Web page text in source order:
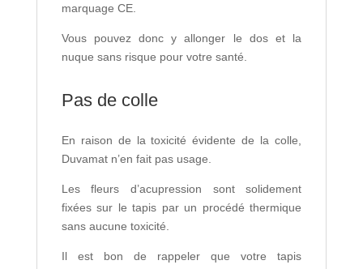
marquage CE.
Vous pouvez donc y allonger le dos et la
nuque sans risque pour votre santé.
Pas de colle
En raison de la toxicité évidente de la colle,
Duvamat n’en fait pas usage.
Les fleurs d’acupression sont solidement
fixées sur le tapis par un procédé thermique
sans aucune toxicité.
Il est bon de rappeler que votre tapis